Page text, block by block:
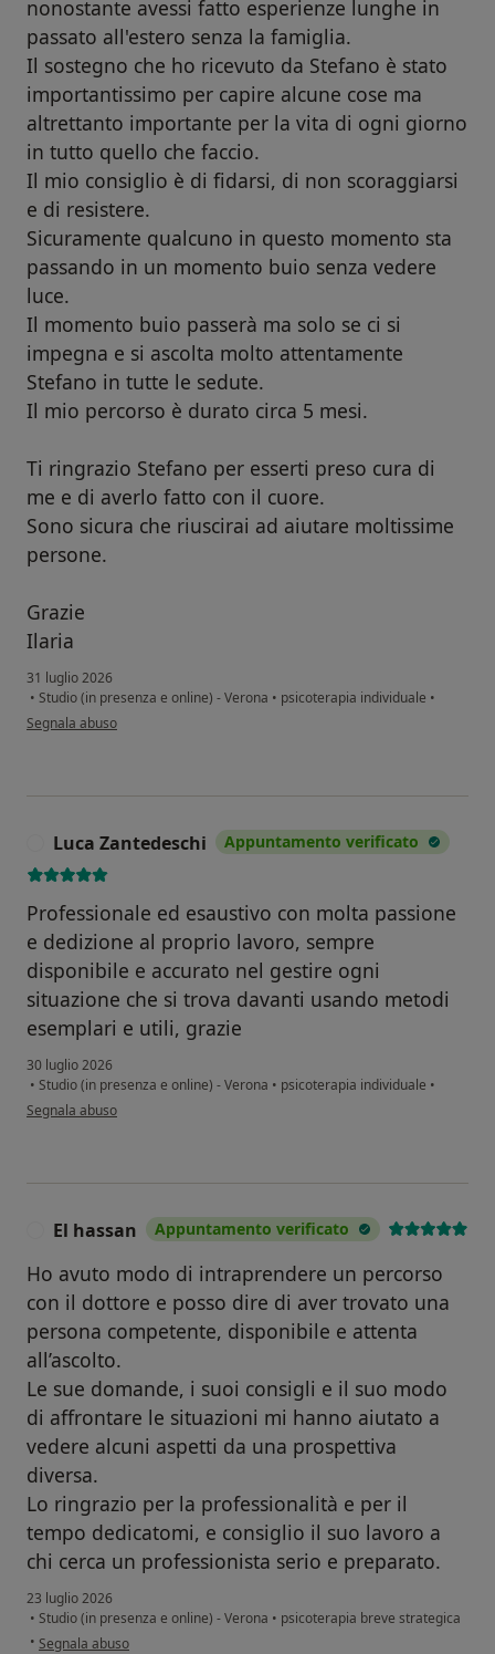
evitare di contattare il Dottore (perchè purtroppo
lui non può intervenire), ma di inviare una mail
segnalando la cosa a: contatto@miodottore.it
Le tematiche dove il Dottore non opera sono:
- Problemi connessi con l'abuso di sostanze
psicotrope (alcool e droghe).
- Disturbi specifici dell'apprendimento (dislessia,
disortografia, discalculia, etc.).
- Interventi di psicologia giuridica
(perizie/relazioni psicogiuridiche).
- Disturbi dell'alimentazione (obesità, binge
eating, etc.).
- Tabagismo (dipendenza da sigarette).
- Disabilità cognitiva (ritardo mentale).
Qualora il proprio problema rientri all'interno di
uno di quelli qui sopra menzionati si invita ad
l'appuntamento, ma di contattare prima il
Dottore per parlare brevemente al telefono del
proprio caso.
Un cordiale saluto e a presto!
nonostante avessi fatto esperienze lunghe in
passato all'estero senza la famiglia.
Il sostegno che ho ricevuto da Stefano è stato
importantissimo per capire alcune cose ma
altrettanto importante per la vita di ogni giorno
in tutto quello che faccio.
Il mio consiglio è di fidarsi, di non scoraggiarsi
e di resistere.
Sicuramente qualcuno in questo momento sta
passando in un momento buio senza vedere
luce.
Il momento buio passerà ma solo se ci si
impegna e si ascolta molto attentamente
Stefano in tutte le sedute.
Il mio percorso è durato circa 5 mesi.
Ti ringrazio Stefano per esserti preso cura di
me e di averlo fatto con il cuore.
Sono sicura che riuscirai ad aiutare moltissime
persone.
Grazie
Ilaria
31 luglio 2026
• Studio (in presenza e online) - Verona • psicoterapia individuale •
secondo l'opinione dell'utente Ilaria O.
Segnala abuso
Luca Zantedeschi Appuntamento verificato
Professionale ed esaustivo con molta passione
e dedizione al proprio lavoro, sempre
disponibile e accurato nel gestire ogni
situazione che si trova davanti usando metodi
esemplari e utili, grazie
30 luglio 2026
• Studio (in presenza e online) - Verona • psicoterapia individuale •
secondo l'opinione dell'utente Luca Zantedeschi
Segnala abuso
El hassan Appuntamento verificato
Ho avuto modo di intraprendere un percorso
con il dottore e posso dire di aver trovato una
persona competente, disponibile e attenta
all’ascolto.
Le sue domande, i suoi consigli e il suo modo
di affrontare le situazioni mi hanno aiutato a
vedere alcuni aspetti da una prospettiva
diversa.
Lo ringrazio per la professionalità e per il
tempo dedicatomi, e consiglio il suo lavoro a
chi cerca un professionista serio e preparato.
23 luglio 2026
• Studio (in presenza e online) - Verona • psicoterapia breve strategica
• secondo l'opinione dell'utente El hassan
Segnala abuso